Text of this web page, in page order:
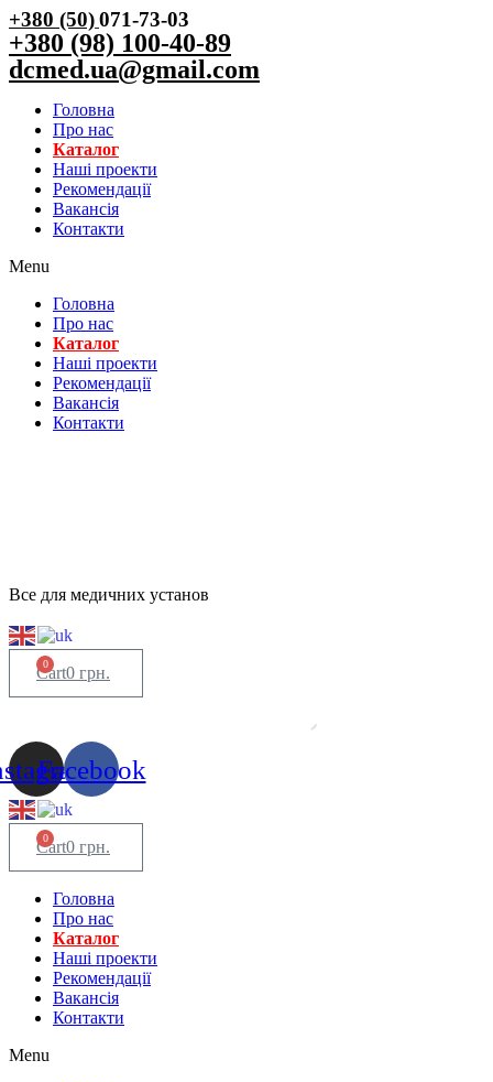
+380 (50)071-73-03
+380 (98) 100-40-89
dcmed.ua@gmail.com
Головна
Про нас
Каталог
Нашi проекти
Рекомендації
Вакансiя
Контакти
Menu
Головна
Про нас
Каталог
Нашi проекти
Рекомендації
Вакансiя
Контакти
Все для медичних установ
0 грн.
0
Cart
Facebook
0 грн.
0
Cart
Головна
Про нас
Каталог
Нашi проекти
Рекомендації
Вакансiя
Контакти
Menu